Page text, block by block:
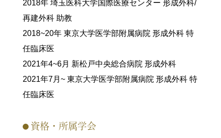
2018年 埼玉医科大学国際医療センター 形成外科/
再建外科 助教
2018~20年 東京大学医学部附属病院 形成外科 特
任臨床医
2021年4~6月 新松戸中央総合病院 形成外科
2021年7月~ 東京大学医学部附属病院 形成外科 特
任臨床医
資格・所属学会